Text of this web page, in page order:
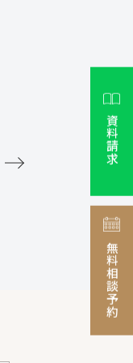
資料請求
無料相談予約